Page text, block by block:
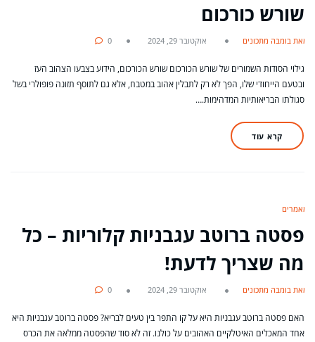
שורש כורכום
מאת בומבה מתכונים אוקטובר 29, 2024 0
גילוי הסודות השמורים של שורש הכורכום שורש הכורכום, הידוע בצבעו הצהוב העז
ובטעם הייחודי שלו, הפך לא רק לתבלין אהוב במטבח, אלא גם לתוסף תזונה פופולרי בשל
סגולתו הבריאותיות המדהימות.…
קרא עוד
מאמרים
פסטה ברוטב עגבניות קלוריות – כל
מה שצריך לדעת!
מאת בומבה מתכונים אוקטובר 29, 2024 0
האם פסטה ברוטב עגבניות היא על קו התפר בין טעים לבריא? פסטה ברוטב עגבניות היא
אחד המאכלים האיטלקיים האהובים על כולנו. זה לא סוד שהפסטה ממלאה את הכרס